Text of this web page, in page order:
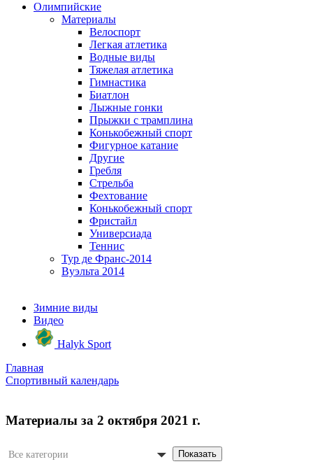
Олимпийские
Материалы
Велоспорт
Легкая атлетика
Водные виды
Тяжелая атлетика
Гимнастика
Биатлон
Лыжные гонки
Прыжки с трамплина
Конькобежный спорт
Фигурное катание
Другие
Гребля
Стрельба
Фехтование
Конькобежный спорт
Фристайл
Универсиада
Теннис
Тур де Франс-2014
Вуэльта 2014
Зимние виды
Видео
Halyk Sport
Главная
Спортивный календарь
Материалы за 2 октября 2021 г.
Все категории Показать